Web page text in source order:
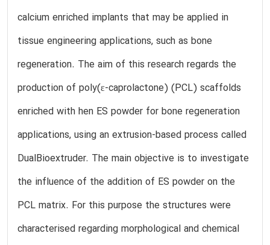
calcium enriched implants that may be applied in
tissue engineering applications, such as bone
regeneration. The aim of this research regards the
production of poly(ε-caprolactone) (PCL) scaffolds
enriched with hen ES powder for bone regeneration
applications, using an extrusion-based process called
DualBioextruder. The main objective is to investigate
the influence of the addition of ES powder on the
PCL matrix. For this purpose the structures were
characterised regarding morphological and chemical